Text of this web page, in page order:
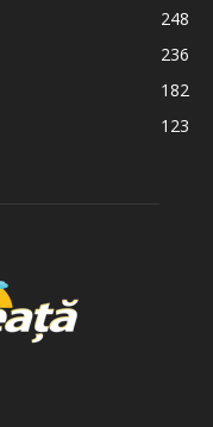
248
236
182
123